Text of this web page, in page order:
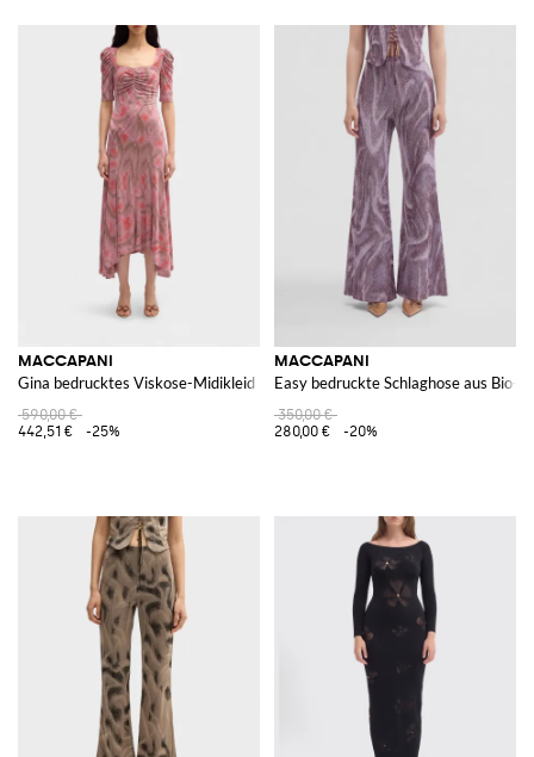
MACCAPANI
Gina bedrucktes Viskose-Midikleid
590,00 €
442,51 €
-25%
MACCAPANI
Easy bedruckte Schlaghose aus Bio-
350,00 €
280,00 €
-20%